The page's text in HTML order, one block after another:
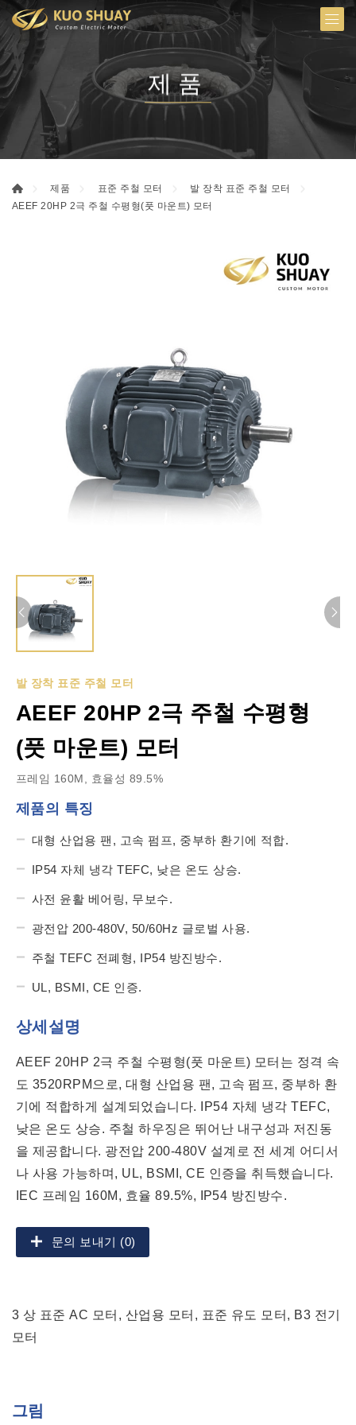
제품
제품 표준 주철 모터
발 장착 표준 주철 모터
AEEF 20HP 2극 주철 수평형(풋 마운트) 모터
발 장착 표준 주철 모터
AEEF 20HP 2극 주철 수평형
(풋 마운트) 모터
프레임 160M, 효율성 89.5%
제품의 특징
대형 산업용 팬, 고속 펌프, 중부하 환기에 적합.
IP54 자체 냉각 TEFC, 낮은 온도 상승.
사전 윤활 베어링, 무보수.
광전압 200-480V, 50/60Hz 글로벌 사용.
주철 TEFC 전폐형, IP54 방진방수.
UL, BSMI, CE 인증.
상세설명
AEEF 20HP 2극 주철 수평형(풋 마운트) 모터는 정격 속
도 3520RPM으로, 대형 산업용 팬, 고속 펌프, 중부하 환
기에 적합하게 설계되었습니다. IP54 자체 냉각 TEFC,
낮은 온도 상승. 주철 하우징은 뛰어난 내구성과 저진동
을 제공합니다. 광전압 200-480V 설계로 전 세계 어디서
나 사용 가능하며, UL, BSMI, CE 인증을 취득했습니다.
IEC 프레임 160M, 효율 89.5%, IP54 방진방수.
문의 보내기 (0)
3 상 표준 AC 모터, 산업용 모터, 표준 유도 모터, B3 전기
모터
그림